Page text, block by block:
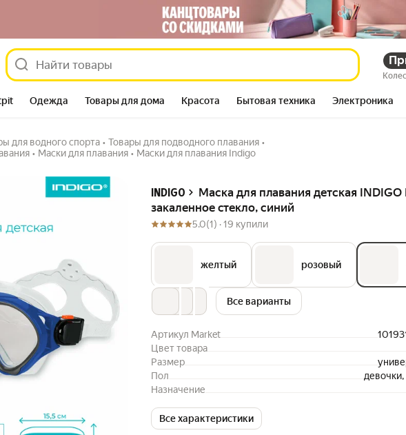
Одежда Товары для дома Красота Бытовая техника Электроника
для водного спорта • Товары для подводного плавания •
• Маски для плавания • Маски для плавания Indigo
INDIGO
Маска для плавания детская INDIGO
закаленное стекло, синий
5.0(1) ·19 купили
желтый розовый
Все варианты
Артикул Market
Цвет товара
Размер
Пол
Назначение
Все характеристики
INDIGO MERO, закаленное стекло,
Задать вопрос
313 431